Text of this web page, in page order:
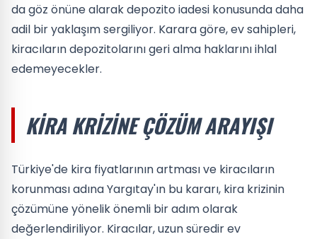
da göz önüne alarak depozito iadesi konusunda daha
adil bir yaklaşım sergiliyor. Karara göre, ev sahipleri,
kiracıların depozitolarını geri alma haklarını ihlal
edemeyecekler.
KIRA KRIZINE ÇÖZÜM ARAYIŞI
Türkiye'de kira fiyatlarının artması ve kiracıların
korunması adına Yargıtay'ın bu kararı, kira krizinin
çözümüne yönelik önemli bir adım olarak
değerlendiriliyor. Kiracılar, uzun süredir ev